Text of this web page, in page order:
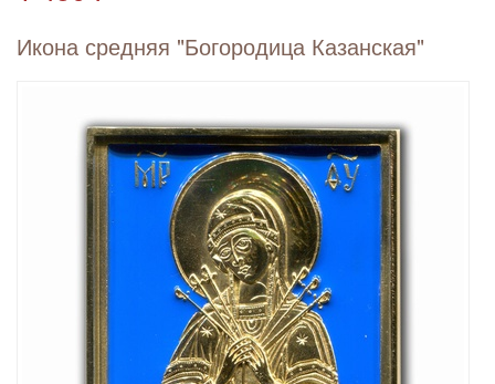
Икона средняя "Богородица Казанская"